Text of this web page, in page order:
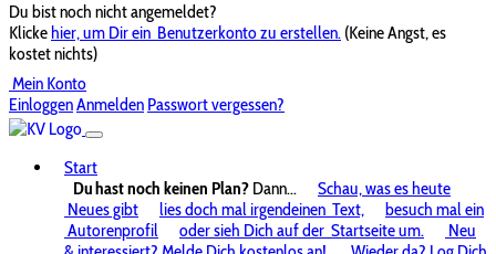
Du bist noch nicht angemeldet?
Klickehier, um Dir ein Benutzerkonto zu erstellen. (Keine Angst, es
kostet nichts)
Mein Konto
EinloggenAnmelden Passwort vergessen?
Start
Du hast noch keinen Plan? Dann...
Schau, was es heute
Neues gibt
lies doch mal irgendeinen Text,
besuch mal ein
Autorenprofil
oder sieh Dich auf der Startseite um.
Neu